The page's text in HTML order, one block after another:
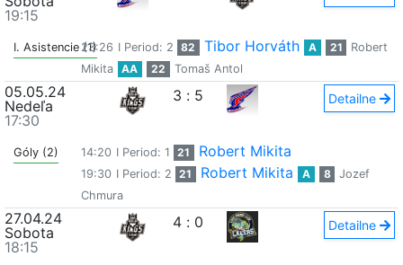
19:15
I. Asistencie (1)23:26 I Period: 2 82 Tibor Horváth A 21
Robert
Mikita
AA 22 Tomaš Antol
05.05.24
Nedeľa
17:30
3 : 5 Detailne
Góly (2) 14:20 I Period: 1 21 Robert Mikita
19:30 I Period: 2 21 Robert Mikita A 8
Jozef
Chmura
27.04.24
Sobota
18:15
4 : 0 Detailne